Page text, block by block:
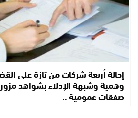
إحالة أربعة شركات من تازة على
وهمية وشبهة الإدلاء بشواهد
صفقات عمومية ..